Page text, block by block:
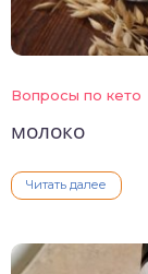
Вопросы по кето
молоко
Читать далее